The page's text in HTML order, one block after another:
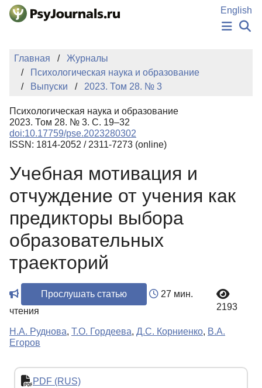
Перейти к основному содержанию
English
НОВОСТИ
ИЗДАНИЯ
АВТОРЫ
БАЗА ЗНАНИЙ
КЛЮЧЕВЫЕ СЛОВА
Регистрация
Главная
Журналы
Психологическая наука и образование
Выпуски
2023. Том 28. № 3
Психологическая наука и образование
2023. Том 28. № 3. С. 19–32
doi:10.17759/pse.2023280302
ISSN: 1814-2052 / 2311-7273 (online)
Учебная мотивация и
отчуждение от учения как
предикторы выбора
образовательных
траекторий
Прослушать статью
27 мин.
чтения
2193
Н.А. Руднова, Т.О. Гордеева, Д.С. Корниенко, В.А.
Егоров
PDF (RUS)